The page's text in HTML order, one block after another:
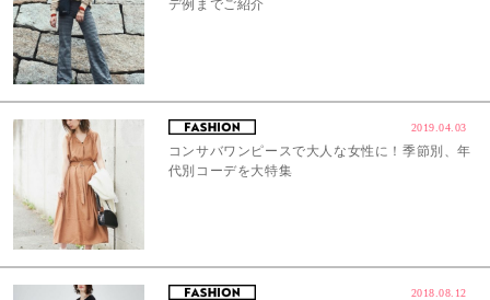
デ例までご紹介
2019.04.03
コンサバワンピースで大人な女性に！季節別、年
代別コーデを大特集
2018.08.12